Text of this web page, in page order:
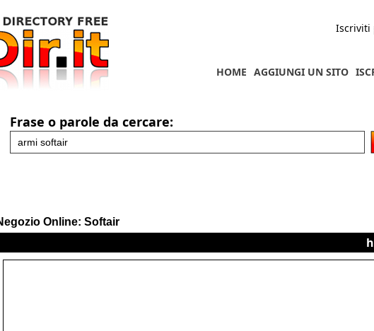
Iscriviti
AGGIUNGI UN SITO
HOME
Frase o parole da cercare:
Online: Softair